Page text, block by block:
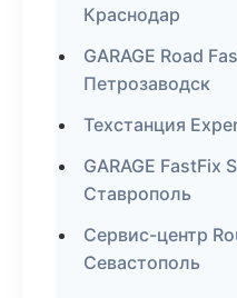
Краснодар
GARAGE Road
Петрозаводск
Техстанция
GARAGE FastFix
Ставрополь
Сервис-центр
Севастополь